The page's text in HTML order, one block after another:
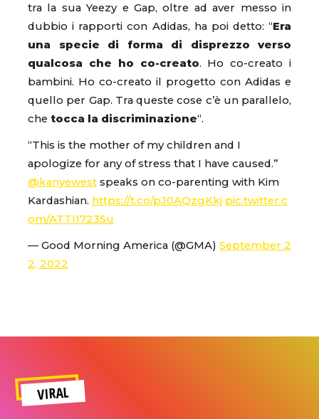
tra la sua Yeezy e Gap, oltre ad aver messo in
dubbio i rapporti con Adidas, ha poi detto: “Era
una specie di forma di disprezzo verso
qualcosa che ho co-creato. Ho co-creato i
bambini. Ho co-creato il progetto con Adidas e
quello per Gap. Tra queste cose c’è un parallelo,
che tocca la discriminazione“.
“This is the mother of my children and I
apologize for any of stress that I have caused.”
@kanyewest speaks on co-parenting with Kim
Kardashian. https://t.co/pJ0AQzgKkj pic.twitter.c
om/ATTI17235u
— Good Morning America (@GMA) September 2
2, 2022
VIRAL